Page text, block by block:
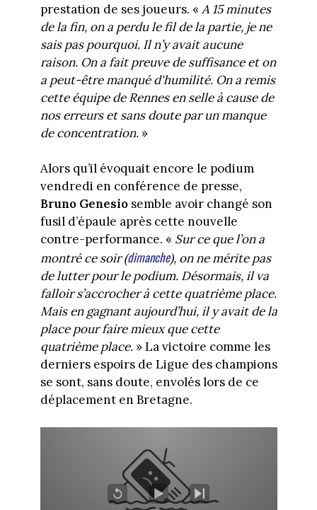
prestation de ses joueurs. « A 15 minutes
de la fin, on a perdu le fil de la partie, je ne
sais pas pourquoi. Il n’y avait aucune
raison. On a fait preuve de suffisance et on
a peut-être manqué d'humilité. On a remis
cette équipe de Rennes en selle à cause de
nos erreurs et sans doute par un manque
de concentration.»
Alors qu’il évoquait encore le podium
vendredi en conférence de presse,
Bruno Genesiosemble avoir changé son
fusil d’épaule après cette nouvelle
contre-performance. « Sur ce que l’on a
montré ce soir (dimanche), on ne mérite pas
de lutter pour le podium. Désormais, il va
falloir s’accrocher à cette quatrième place.
Mais en gagnant aujourd’hui, il y avait de la
place pour faire mieux que cette
quatrième place.» La victoire comme les
derniers espoirs de Ligue des champions
se sont, sans doute, envolés lors de ce
déplacement en Bretagne.